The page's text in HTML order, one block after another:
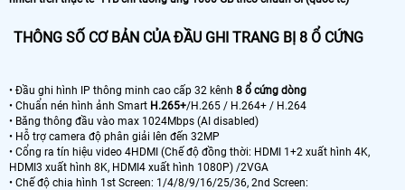
THÔNG SỐ CƠ BẢN CỦA ĐẦU GHI TRANG BỊ 8 Ổ CỨNG
• Đầu ghi hình IP thông minh cao cấp 32 kênh 8 ổ cứng dòng
• Chuẩn nén hình ảnh Smart H.265+/H.265 / H.264+ / H.264
• Băng thông đầu vào max 1024Mbps (AI disabled)
• Hỗ trợ camera độ phân giải lên đến 32MP
• Cổng ra tín hiệu video 4HDMI (Chế độ đồng thời: HDMI 1+2 xuất hình 4K,
HDMI3 xuất hình 8K, HDMI4 xuất hình 1080P) /2VGA
• Chế độ chia hình 1st Screen: 1/4/8/9/16/25/36, 2nd Screen: